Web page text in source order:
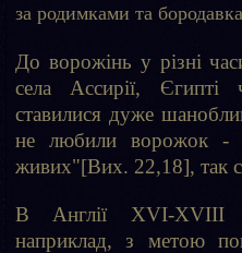
за родимками та
До ворожінь у різні
села Ассирії,
ставилися дуже
не любили ворожок -
живих"[Вих. 22,18], так
В Англії XVI-XVIII
наприклад, з метою